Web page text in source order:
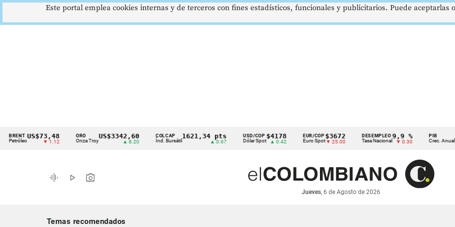
Cintillo
indicadores
económicos
US$73,48
▼ 1.12
ORO
Onza Troy
US$3342,60 COLCAP
Índ. Bursátil
1621,34 pts USD/COP
Dólar Spot
$4178
▲ 0.42
EUR/COP
Euro Spot
$3672
▼ 25.00
DESEMPLEO
Tasa Nacional
9,9 %
▼ 0.30
PIB
Crec. Anual
2,8 %
▲ 0.10
graphic_eq play_arrow photo_camera
Jueves, 6 de Agosto de 2026
Temas recomendados
Este portal emplea cookies internas y de terceros con fines estadísticos, funcionales y publicitarios. Puede aceptarlas